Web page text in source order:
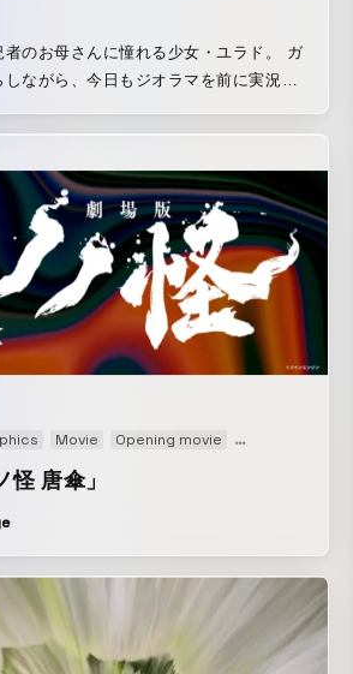
のお母さんに憧れる少女・ユラド。 ガ
ながら、今日もジオラマを前に実況者
かにお願い奉る！」 そうお願いされた
わるまで！ 大きな大きなジオラ
ルーラだが、事件が発生して...!?
Movie Opening movie Title movie
怪 唐傘」